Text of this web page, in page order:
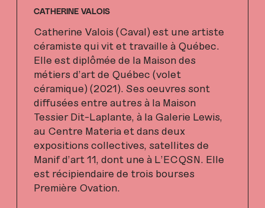
CATHERINE VALOIS
Catherine Valois (Caval) est une artiste
céramiste qui vit et travaille à Québec.
Elle est diplômée de la Maison des
métiers d’art de Québec (volet
céramique) (2021). Ses oeuvres sont
diffusées entre autres à la Maison
Tessier Dit-Laplante, à la Galerie Lewis,
au Centre Materia et dans deux
expositions collectives, satellites de
Manif d’art 11, dont une à L’ECQSN. Elle
est récipiendaire de trois bourses
Première Ovation.